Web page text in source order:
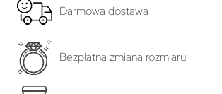
Darmowa dostawa
Bezpłatna zmiana rozmiaru